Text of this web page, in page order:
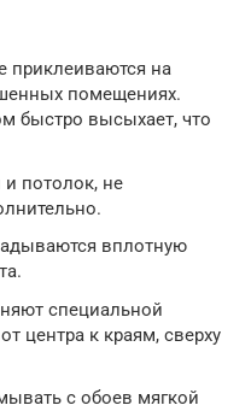
приклеиваются на
помещениях.
быстро высыхает, что
потолок, не
вплотную
специальной
центра к краям, сверху
с обоев мягкой